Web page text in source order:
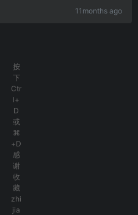
11months ago
按
下
Ctr
l+
D
或
⌘
+D
感
谢
收
藏
zhi
jia